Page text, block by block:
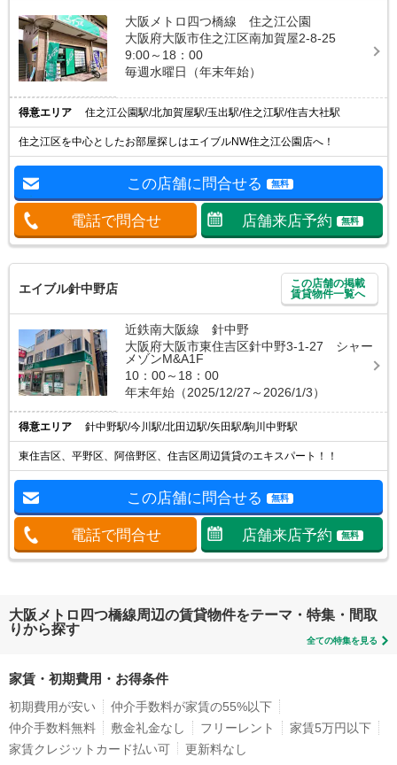
大阪メトロ四つ橋線 住之江公園
大阪府大阪市住之江区南加賀屋2-8-25
9:00～18：00
毎週水曜日（年末年始）
得意エリア 住之江公園駅/北加賀屋駅/玉出駅/住之江駅/住吉大社駅
住之江区を中心としたお部屋探しはエイブルNW住之江公園店へ！
この店舗に問合せる 無料
電話で問合せ 店舗来店予約 無料
エイブル針中野店
この店舗の掲載
賃貸物件一覧へ
近鉄南大阪線 針中野
大阪府大阪市東住吉区針中野3-1-27 シャー
メゾンM&A1F
10：00～18：00
年末年始（2025/12/27～2026/1/3）
得意エリア 針中野駅/今川駅/北田辺駅/矢田駅/駒川中野駅
東住吉区、平野区、阿倍野区、住吉区周辺賃貸のエキスパート！！
この店舗に問合せる 無料
電話で問合せ 店舗来店予約 無料
大阪メトロ四つ橋線周辺の賃貸物件をテーマ・特集・間取
りから探す
全ての特集を見る
家賃・初期費用・お得条件
初期費用が安い
仲介手数料が家賃の55%以下
仲介手数料無料
敷金礼金なし フリーレント
家賃5万円以下
家賃クレジットカード払い可
更新料なし